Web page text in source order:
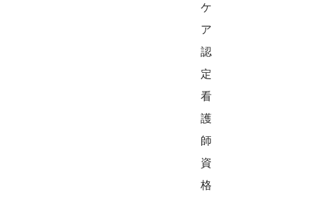
ケ
ア
認
定
看
護
師
資
格